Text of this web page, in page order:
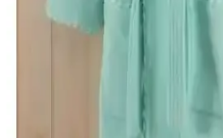
Soley %100 Pamuklu Kimono
Emicilik ve Konfor Sunan Doğal
Soley markasının %100 pamuklu
ve şık tasarımıyla duş sonrası veya
Madame Coco Roesia Şalyaka